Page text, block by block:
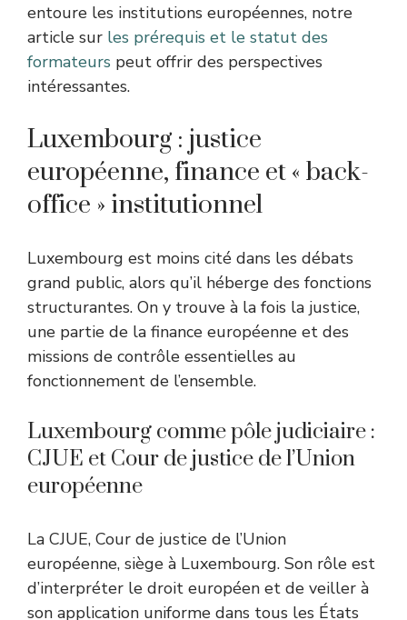
entoure les institutions européennes, notre
article sur les prérequis et le statut des
formateurs peut offrir des perspectives
intéressantes.
Luxembourg : justice
européenne, finance et « back-
office » institutionnel
Luxembourg est moins cité dans les débats
grand public, alors qu’il héberge des fonctions
structurantes. On y trouve à la fois la justice,
une partie de la finance européenne et des
missions de contrôle essentielles au
fonctionnement de l’ensemble.
Luxembourg comme pôle judiciaire :
CJUE et Cour de justice de l’Union
européenne
La CJUE, Cour de justice de l’Union
européenne, siège à Luxembourg. Son rôle est
d’interpréter le droit européen et de veiller à
son application uniforme dans tous les États